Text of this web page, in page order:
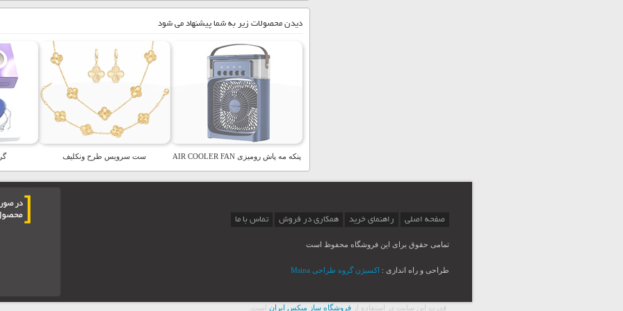
دیدن محصولات زیر به شما پیشنهاد می شود
پنکه مه پاش رومیزی AIR COOLER FAN ست سرویس طرح ونکلیف
صفحه اصلی راهنمای خرید همکاری در فروش تماس با ما
تمامی حقوق برای این فروشگاه محفوظ است
طراحی و راه اندازی : اکسیژن گروه طراحی Msina
قدرت اين سايت در استفاده از فروشگاه ساز ميکس ايران است.